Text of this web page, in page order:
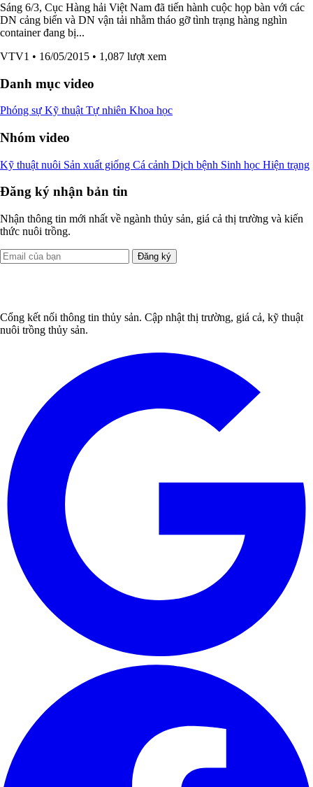
Sáng 6/3, Cục Hàng hải Việt Nam đã tiến hành cuộc họp bàn với các
DN cảng biển và DN vận tải nhằm tháo gỡ tình trạng hàng nghìn
container đang bị...
VTV1 • 16/05/2015 • 1,087 lượt xem
Danh mục video
Phóng sự Kỹ thuật Tự nhiên Khoa học
Nhóm video
Kỹ thuật nuôi Sản xuất giống Cá cảnh Dịch bệnh Sinh học Hiện trạng
Đăng ký nhận bản tin
Nhận thông tin mới nhất về ngành thủy sản, giá cả thị trường và kiến
thức nuôi trồng.
Đăng ký
Cổng kết nối thông tin thủy sản. Cập nhật thị trường, giá cả, kỹ thuật
nuôi trồng thủy sản.